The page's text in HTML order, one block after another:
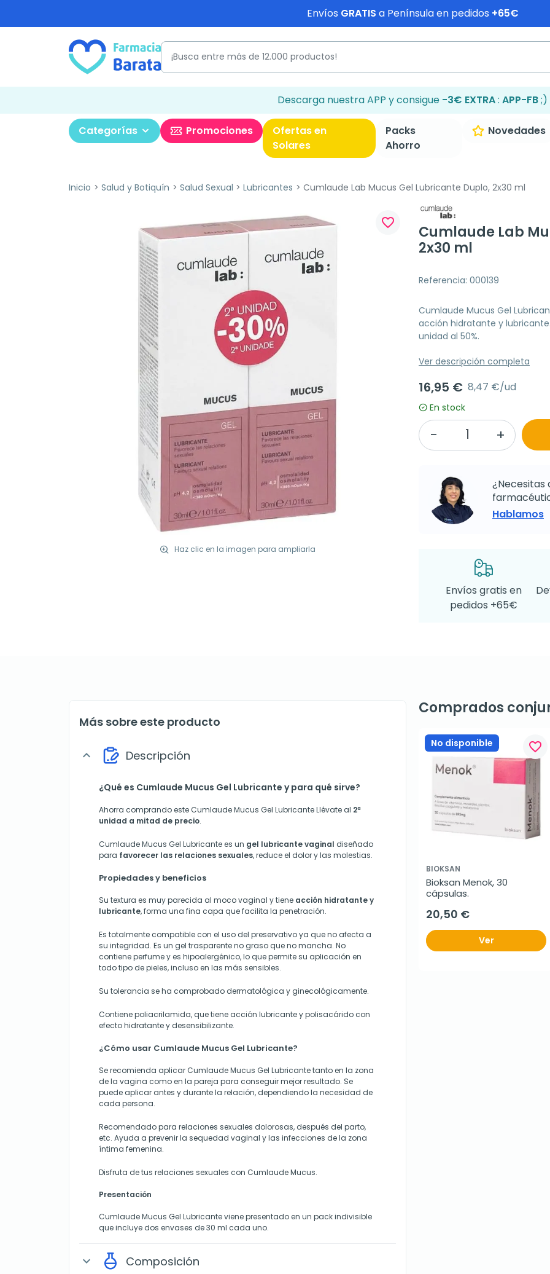
Envíos GRATIS a Península en pedidos +65€
Descarga nuestra APP y consigue -3€ EXTRA: APP-FB;)
Categorías Promociones
Ofertas en
Solares
Packs
Ahorro
Novedades
Inicio Salud y Botiquín Salud Sexual Lubricantes Cumlaude Lab Mucus Gel Lubricante Duplo, 2x30 ml
Haz clic en la imagen para ampliarla
favorite_border
Cumlaude Lab
2x30 ml
Referencia: 000139
Cumlaude Mucus Gel
acción hidratante y
unidad al 50%.
Ver descripción completa
16,95 € 8,47 €/ud
En stock
¿Necesitas
Hablamos
Envíos gratis en
pedidos +65€
Más sobre este producto
expand_more Descripción
¿Qué es Cumlaude Mucus Gel Lubricante y para qué sirve?
Ahorra comprando este Cumlaude Mucus Gel Lubricante Llévate al 2ª
unidad a mitad de precio.
Cumlaude Mucus Gel Lubricante es un gel lubricante vaginal diseñado
para favorecer las relaciones sexuales, reduce el dolor y las molestias.
Propiedades y beneficios
Su textura es muy parecida al moco vaginal y tiene acción hidratante y
lubricante, forma una fina capa que facilita la penetración.
Es totalmente compatible con el uso del preservativo ya que no afecta a
su integridad. Es un gel trasparente no graso que no mancha. No
contiene perfume y es hipoalergénico, lo que permite su aplicación en
todo tipo de pieles, incluso en las más sensibles.
Su tolerancia se ha comprobado dermatológica y ginecológicamente.
Contiene poliacrilamida, que tiene acción lubricante y polisacárido con
efecto hidratante y desensibilizante.
¿Cómo usar Cumlaude Mucus Gel Lubricante?
Se recomienda aplicar Cumlaude Mucus Gel Lubricante tanto en la zona
de la vagina como en la pareja para conseguir mejor resultado. Se
puede aplicar antes y durante la relación, dependiendo la necesidad de
cada persona.
Recomendado para relaciones sexuales dolorosas, después del parto,
etc. Ayuda a prevenir la sequedad vaginal y las infecciones de la zona
íntima femenina.
Disfruta de tus relaciones sexuales con Cumlaude Mucus.
Presentación
Cumlaude Mucus Gel Lubricante viene presentado en un pack indivisible
que incluye dos envases de 30 ml cada uno.
expand_more Composición
Comprados
No disponible favorite_border
BIOKSAN
Bioksan Menok, 30
cápsulas.
20,50 €
Ver